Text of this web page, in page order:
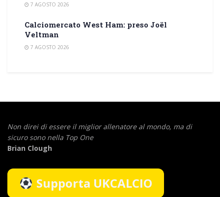
7 AGOSTO 2026
Calciomercato West Ham: preso Joël
Veltman
7 AGOSTO 2026
Non direi di essere il miglior allenatore al mondo, ma di
sicuro sono nella Top One
Brian Clough
Supporta UKCALCIO